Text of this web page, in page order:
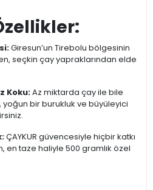
Giresun’un Tirebolu bölgesinin
seçkin çay yapraklarından elde
Koku:Az miktarda çay ile bile
bir burukluk ve büyüleyici
ÇAYKUR güvencesiyle hiçbir katkı
taze haliyle 500 gramlık özel